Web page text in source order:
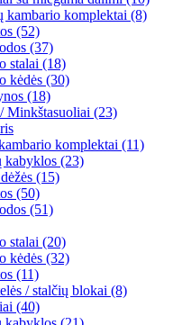
kambario komplektai (8)
(52)
(37)
stalai (18)
kėdės (30)
(18)
Minkštasuoliai (23)
komplektai (11)
kabyklos (23)
(15)
(50)
(51)
stalai (20)
kėdės (32)
(11)
/ stalčių blokai (8)
(40)